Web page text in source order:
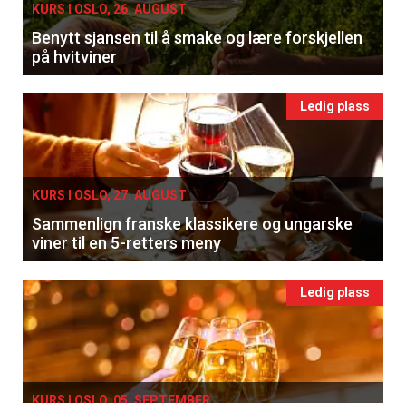
KURS I OSLO, 26. AUGUST
Benytt sjansen til å smake og lære forskjellen
på hvitviner
Ledig plass
KURS I OSLO, 27. AUGUST
Sammenlign franske klassikere og ungarske
viner til en 5-retters meny
Ledig plass